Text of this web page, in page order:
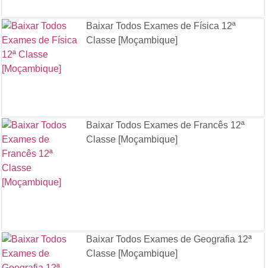
Baixar Todos Exames de Física 12ª
Classe [Moçambique]
Baixar Todos Exames de Francês 12ª
Classe [Moçambique]
Baixar Todos Exames de Geografia 12ª
Classe [Moçambique]